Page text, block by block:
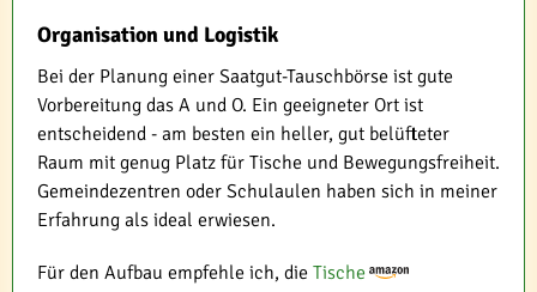
Organisation und Logistik
Bei der Planung einer Saatgut-Tauschbörse ist gute
Vorbereitung das A und O. Ein geeigneter Ort ist
entscheidend - am besten ein heller, gut belüfteter
Raum mit genug Platz für Tische und Bewegungsfreiheit.
Gemeindezentren oder Schulaulen haben sich in meiner
Erfahrung als ideal erwiesen.
Für den Aufbau empfehle ich, die Tische